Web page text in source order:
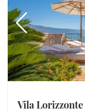
Vila Lorizzonte